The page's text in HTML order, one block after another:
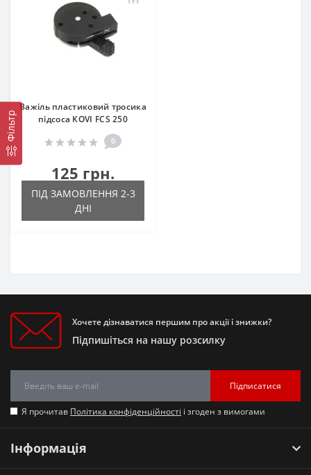
Фільтр
Важіль пластиковий тросика
підсоса KOVI FCS 250
0
125 грн.
ПІД ЗАМОВЛЕННЯ 2-3
ДНІ
Хочете дізнаватися першим про акції і знижки?
Підпишіться на нашу розсилку
Підписатися
Я прочитав Політика конфіденційності і згоден з вимогами
Інформація